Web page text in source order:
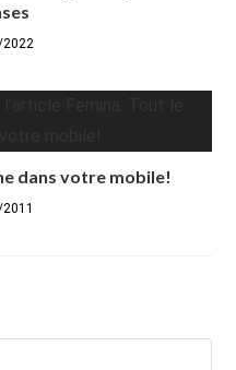
dans votre mobile!